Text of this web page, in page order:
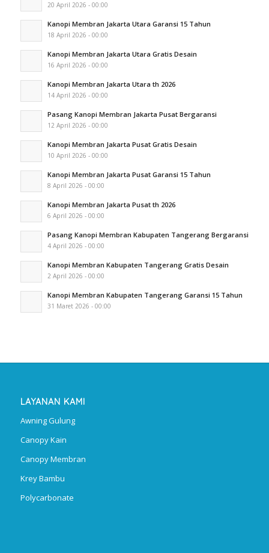
20 April 2026 - 00:00
Kanopi Membran Jakarta Utara Garansi 15 Tahun
18 April 2026 - 00:00
Kanopi Membran Jakarta Utara Gratis Desain
16 April 2026 - 00:00
Kanopi Membran Jakarta Utara th 2026
14 April 2026 - 00:00
Pasang Kanopi Membran Jakarta Pusat Bergaransi
12 April 2026 - 00:00
Kanopi Membran Jakarta Pusat Gratis Desain
10 April 2026 - 00:00
Kanopi Membran Jakarta Pusat Garansi 15 Tahun
8 April 2026 - 00:00
Kanopi Membran Jakarta Pusat th 2026
6 April 2026 - 00:00
Pasang Kanopi Membran Kabupaten Tangerang Bergaransi
4 April 2026 - 00:00
Kanopi Membran Kabupaten Tangerang Gratis Desain
2 April 2026 - 00:00
Kanopi Membran Kabupaten Tangerang Garansi 15 Tahun
31 Maret 2026 - 00:00
LAYANAN KAMI
Awning Gulung
Canopy Kain
Canopy Membran
Krey Bambu
Polycarbonate